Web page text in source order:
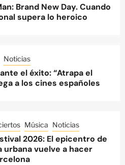
Brand New Day. Cuando
supera lo heroico
Noticias
el éxito: “Atrapa el
a los cines españoles
Música Noticias
2026: El epicentro de
urbana vuelve a hacer